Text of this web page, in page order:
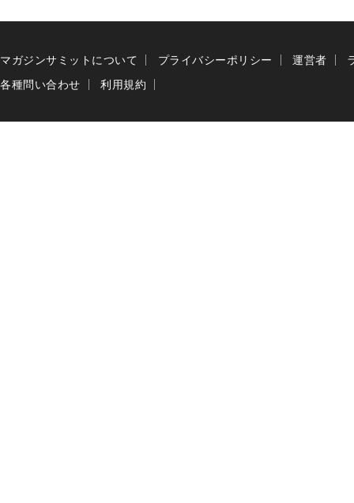
マガジンサミットについて プライバシーポリシー 運営者
各種問い合わせ
利用規約